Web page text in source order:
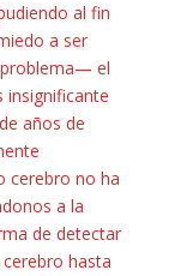
al fin
a ser
el
insignificante
años de
cerebro no ha
a la
de detectar
hasta